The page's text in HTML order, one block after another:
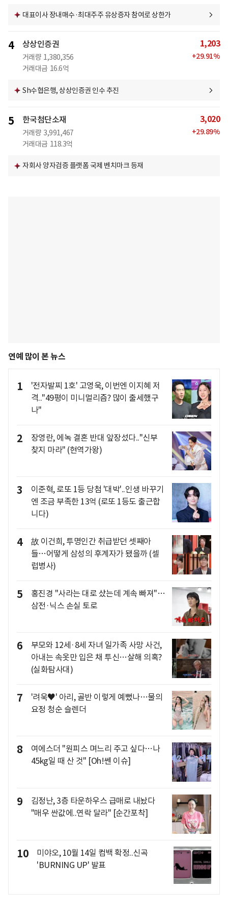
대표이사 장내매수·최대주주 유상증자 참여로 상한가
4 상상인증권
거래량 1,380,356
거래대금 16.6억
1,203
+29.91%
Sh수협은행, 상상인증권 인수 추진
5 한국첨단소재
거래량 3,991,467
거래대금 118.3억
3,020
+29.89%
자회사 양자검증 플랫폼 국제 벤치마크 등재
연예 많이 본 뉴스
1
'전자발찌 1호' 고영욱, 이번엔 이지혜 저
격.."49평이 미니멀리즘? 많이 출세했구
나"
2
장영란, 에녹 결혼 반대 앞장섰다.."신부
찾지 마라" (현역가왕)
3
이준혁, 로또 1등 당첨 '대박'..인생 바꾸기
엔 조금 부족한 13억 (로또 1등도 출근합
니다)
4
故 이건희, 투명인간 취급받던 셋째아
들…어떻게 삼성의 후계자가 됐을까 (셀
럽병사)
5
홍진경 "사라는 대로 샀는데 계속 빠져"…
삼전·닉스 손실 토로
6
부모와 12세·8세 자녀 일가족 사망 사건,
아내는 속옷만 입은 채 투신…살해 의혹?
(실화탐사대)
7
'려욱♥' 아리, 골반 이렇게 예뻤나…물의
요정 청순 슬렌더
8
여에스더 "원피스 며느리 주고 싶다…나
45kg일 때 산 것" [Oh!쎈 이슈]
9
김정난, 3층 타운하우스 급매로 내놨다
"매우 싼값에..연락 달라" [순간포착]
10
미야오, 10월 14일 컴백 확정..신곡
'BURNING UP' 발표